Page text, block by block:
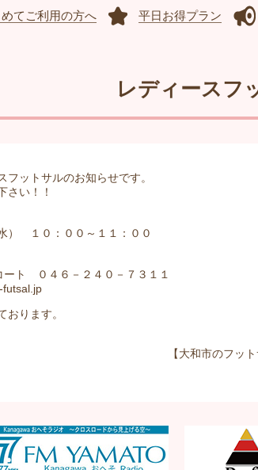
てご利用の方へ 平日お得プラン
レディースフ
フットサルのお知らせです。
さい！！
） １０：００～１１：００
ート ０４６－２４０－７３１１
おります。
【大和市のフッ